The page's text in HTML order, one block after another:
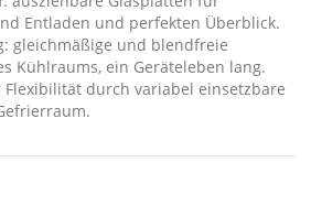
Entladen und perfekten Überblick.
gleichmäßige und blendfreie
Kühlraums, ein Geräteleben lang.
Flexibilität durch variabel einsetzbare